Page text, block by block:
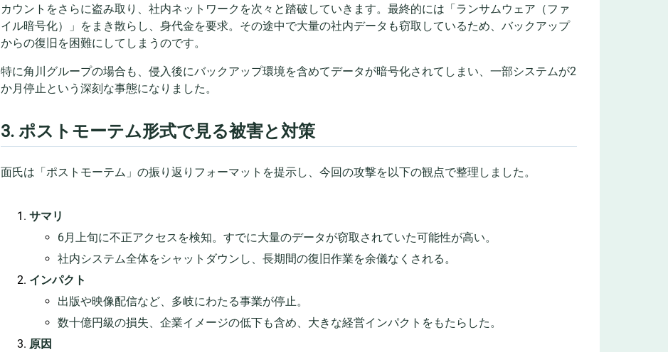
カウントをさらに盗み取り、社内ネットワークを次々と踏破していきます。最終的には「ランサムウェア（ファ
イル暗号化）」をまき散らし、身代金を要求。その途中で大量の社内データも窃取しているため、バックアップ
からの復旧を困難にしてしまうのです。
特に角川グループの場合も、侵入後にバックアップ環境を含めてデータが暗号化されてしまい、一部システムが2
か月停止という深刻な事態になりました。
3. ポストモーテム形式で見る被害と対策
面氏は「ポストモーテム」の振り返りフォーマットを提示し、今回の攻撃を以下の観点で整理しました。
サマリ
6月上旬に不正アクセスを検知。すでに大量のデータが窃取されていた可能性が高い。
社内システム全体をシャットダウンし、長期間の復旧作業を余儀なくされる。
インパクト
出版や映像配信など、多岐にわたる事業が停止。
数十億円級の損失、企業イメージの低下も含め、大きな経営インパクトをもたらした。
原因